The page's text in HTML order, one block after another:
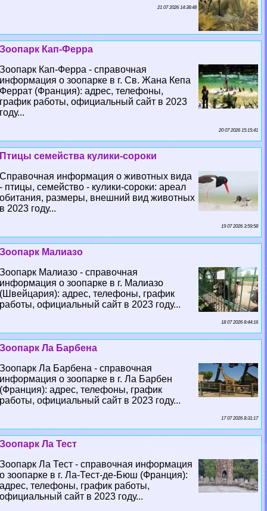
21 07 2026 14:38:48
Зоопарк Кап-Ферра
Зоопарк Кап-Ферра - справочная
информация о зоопарке в г. Св. Жана Кепа
Феррат (Франция): адрес, телефоны,
график работы, официальный сайт в 2023
году...
20 07 2026 15:15:41
Птицы семейства кулики-сороки
Справочная информация о животных вида
- птицы, семейство - кулики-сороки: ареал
обитания, размеры, внешний вид животных
в 2023 году...
19 07 2026 3:59:58
Зоопарк Малиазо
Зоопарк Малиазо - справочная
информация о зоопарке в г. Малиазо
(Швейцария): адрес, телефоны, график
работы, официальный сайт в 2023 году...
18 07 2026 8:44:16
Зоопарк Ла Барбена
Зоопарк Ла Барбена - справочная
информация о зоопарке в г. Ла Барбен
(Франция): адрес, телефоны, график
работы, официальный сайт в 2023 году...
17 07 2026 8:31:17
Зоопарк Ла Тест
Зоопарк Ла Тест - справочная информация
о зоопарке в г. Ла-Тест-де-Бюш (Франция):
адрес, телефоны, график работы,
официальный сайт в 2023 году...